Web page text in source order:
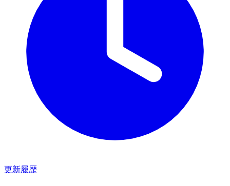
更新履歴